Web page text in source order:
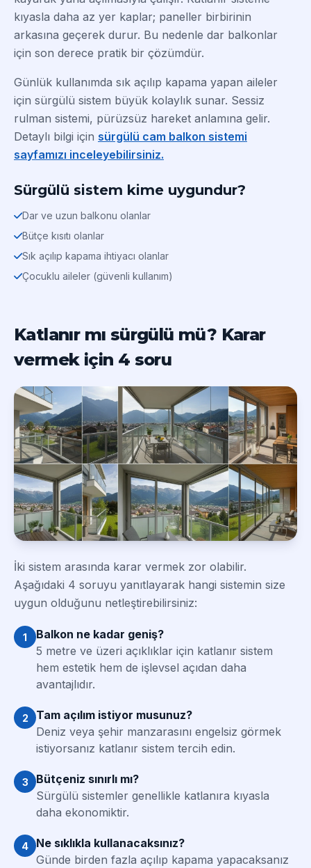
kıyasla daha az yer kaplar; paneller birbirinin
arkasına geçerek durur. Bu nedenle dar balkonlar
için son derece pratik bir çözümdür.
Günlük kullanımda sık açılıp kapama yapan aileler
için sürgülü sistem büyük kolaylık sunar. Sessiz
rulman sistemi, pürüzsüz hareket anlamına gelir.
Detaylı bilgi için sürgülü cam balkon sistemi
sayfamızı inceleyebilirsiniz.
Sürgülü sistem kime uygundur?
Dar ve uzun balkonu olanlar
Bütçe kısıtı olanlar
Sık açılıp kapama ihtiyacı olanlar
Çocuklu aileler (güvenli kullanım)
Katlanır mı sürgülü mü? Karar
vermek için 4 soru
İki sistem arasında karar vermek zor olabilir.
Aşağıdaki 4 soruyu yanıtlayarak hangi sistemin size
uygun olduğunu netleştirebilirsiniz:
1
Balkon ne kadar geniş?
5 metre ve üzeri açıklıklar için katlanır sistem
hem estetik hem de işlevsel açıdan daha
avantajlıdır.
2
Tam açılım istiyor musunuz?
Deniz veya şehir manzarasını engelsiz görmek
istiyorsanız katlanır sistem tercih edin.
3
Bütçeniz sınırlı mı?
Sürgülü sistemler genellikle katlanıra kıyasla
daha ekonomiktir.
4
Ne sıklıkla kullanacaksınız?
Günde birden fazla açılıp kapama yapacaksanız